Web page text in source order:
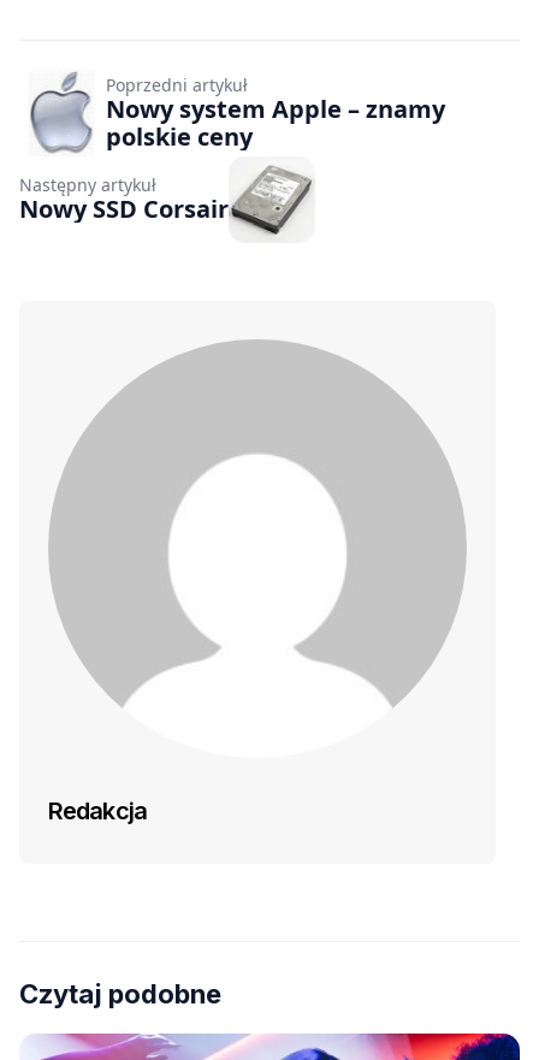
Poprzedni artykuł
Nowy system Apple – znamy
polskie ceny
Następny artykuł
Nowy SSD Corsair
Redakcja
Czytaj podobne